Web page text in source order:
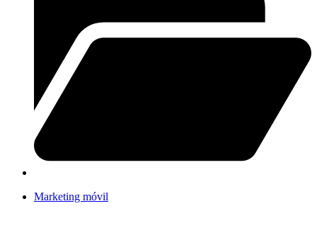
Marketing móvil